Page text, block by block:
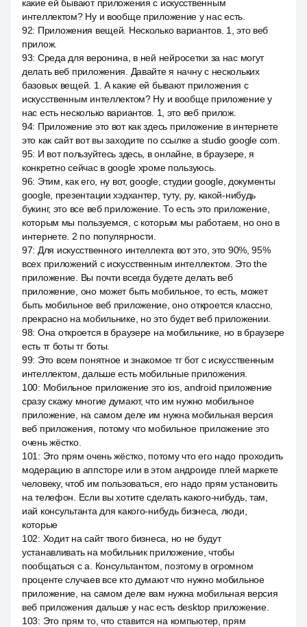
какие ей бывают приложения с искусственным
интеллектом? Ну и вообще приложение у нас есть.
92: Приложения вещей. Несколько вариантов. 1, это веб
прилож.
93: Среда для веронина, в ней нейросетки за нас могут
делать веб приложения. Давайте я начну с нескольких
базовых вещей. 1. А какие ей бывают приложения с
искусственным интеллектом? Ну и вообще приложение у
нас есть несколько вариантов. 1, это веб прилож.
94: Приложение это вот как здесь приложение в интернете
это как сайт вот вы заходите по ссылке a studio google com.
95: И вот пользуйтесь здесь, в онлайне, в браузере, я
конкретно сейчас в google хроме пользуюсь.
96: Этим, как его, ну вот, google, студии google, документы
google, презентации хэдхантер, туту, ру, какой-нибудь
букинг, это все веб приложение. То есть это приложение,
которым мы пользуемся, с которым мы работаем, но оно в
интернете. 2 по популярности.
97: Для искусственного интеллекта вот это, это 90%, 95%
всех приложений с искусственным интеллектом. Это the
приложение. Вы почти всегда будете делать веб
приложение, оно может быть мобильное, то есть, может
быть мобильное веб приложение, оно откроется классно,
прекрасно на мобильнике, но это будет веб приложении.
98: Она откроется в браузере на мобильнике, но в браузере
есть тг боты тг боты.
99: Это всем понятное и знакомое тг бот с искусственным
интеллектом, дальше есть мобильные приложения.
100: Мобильное приложение это ios, android приложение
сразу скажу многие думают, что им нужно мобильное
приложение, на самом деле им нужна мобильная версия
веб приложения, потому что мобильное приложение это
очень жёстко.
101 : Это прям очень жёстко, потому что его надо проходить
модерацию в аппсторе или в этом андроиде плей маркете
человеку, чтоб им пользоваться, его надо прям установить
на телефон. Если вы хотите сделать какого-нибудь, там,
иай консультанта для какого-нибудь бизнеса, люди,
которые
102: Ходит на сайт твого бизнеса, но не будут
устанавливать на мобильник приложение, чтобы
пообщаться с а. Консультантом, поэтому в огромном
проценте случаев все кто думают что нужно мобильное
приложение, на самом деле вам нужна мобильная версия
веб приложения дальше у нас есть desktop приложение.
103: Это прям то, что ставится на компьютер, прям